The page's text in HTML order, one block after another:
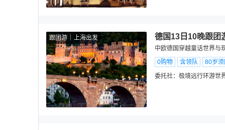
跟团游 上海出发 德国13日10晚跟团
中欧德国穿越童话世界与
0购物
含领队
80岁
委托社： 极境远行环游世